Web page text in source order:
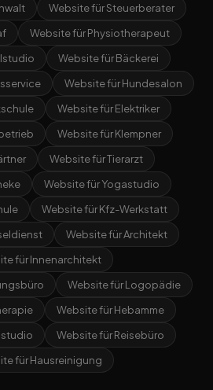
Website für Steuerberater
Website für Physiotherapeut
Website für Bäckerei
Website für Hundesalon
Website für Elektriker
Website für Klempner
Website für Tierarzt
Website für Yogastudio
Website für Kfz-Werkstatt
Website für Architekt
für Innenarchitekt
Website für Logopädie
Website für Hebamme
Website für Reisebüro
für Hausreinigung